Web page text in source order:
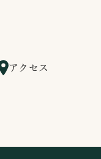
アクセス